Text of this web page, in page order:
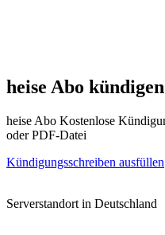
heise Abo kündigen
heise Abo Kostenlose
oder PDF-Datei
Kündigungsschreiben ausfüllen
Serverstandort in Deutschland